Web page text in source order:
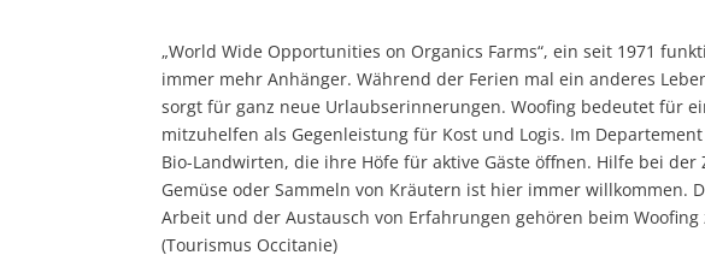
„World Wide Opportunities on Organics Farms“, ein seit 1971
immer mehr Anhänger. Während der Ferien mal ein anderes
sorgt für ganz neue Urlaubserinnerungen. Woofing bedeutet für
mitzuhelfen als Gegenleistung für Kost und Logis. Im
Bio-Landwirten, die ihre Höfe für aktive Gäste öffnen. Hilfe bei
Gemüse oder Sammeln von Kräutern ist hier immer willkommen.
Arbeit und der Austausch von Erfahrungen gehören beim
(Tourismus Occitanie)